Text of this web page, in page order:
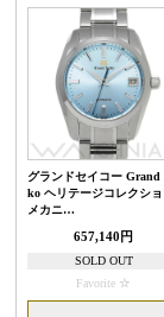
グランドセイコー Grand
ko ヘリテージコレクシ
メカニ…
657,140円
SOLD OUT
Favorite